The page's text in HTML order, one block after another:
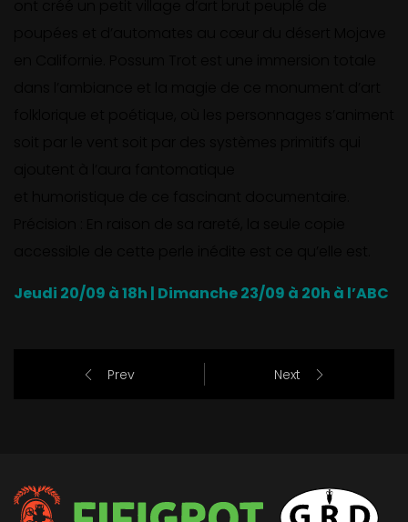
Jeudi 20/09 à 18h | Dimanche 23/09 à 20h à l’ABC
Prev Next